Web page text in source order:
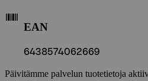
EAN
6438574062669
Päivitämme palvelun tuotetietoja